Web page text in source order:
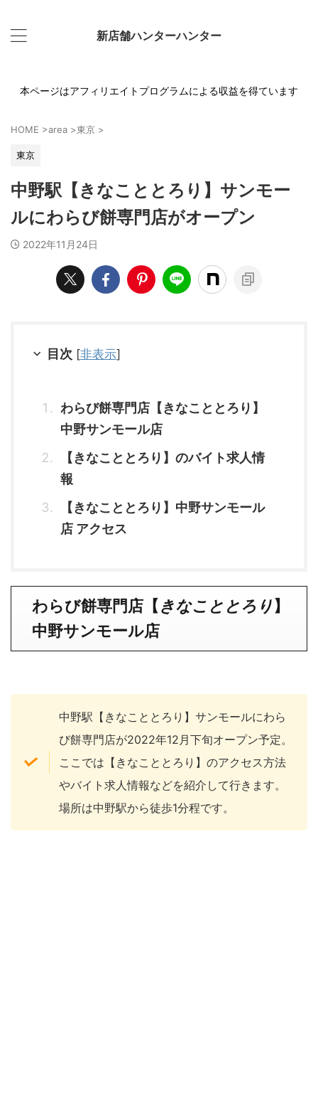
新店舗ハンターハンター
本ページはアフィリエイトプログラムによる収益を得ています
HOME >area >東京 >
東京
中野駅【きなこととろり】サンモー
ルにわらび餅専門店がオープン
2022年11月24日
目次 [非表示]
わらび餅専門店【きなこととろり】
中野サンモール店
【きなこととろり】のバイト求人情
報
【きなこととろり】中野サンモール
店 アクセス
わらび餅専門店【きなこととろり】
中野サンモール店
中野駅【きなこととろり】サンモールにわら
び餅専門店が2022年12月下旬オープン予定。
ここでは【きなこととろり】のアクセス方法
やバイト求人情報などを紹介して行きます。
場所は中野駅から徒歩1分程です。